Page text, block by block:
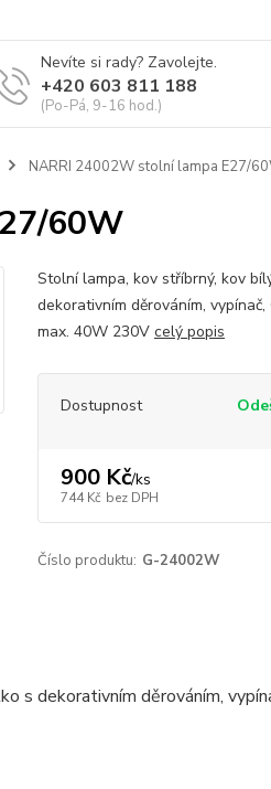
Nevíte si rady? Zavolejte.
+420 603 811 188
(Po-Pá, 9-16 hod.)
NARRI 24002W stolní lampa E27/
60W
Stolní lampa, kov stříbrný, kov
dekorativním děrováním,
max. 40W 230V celý popis
Dostupnost
900 Kč/ks
744 Kč bez DPH
Číslo produktu: G-24002W
s dekorativním děrováním,